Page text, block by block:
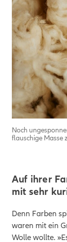
Noch
flauschige Masse
Auf ihrer
mit sehr
Denn Farben
waren mit ein
Wolle wollte.